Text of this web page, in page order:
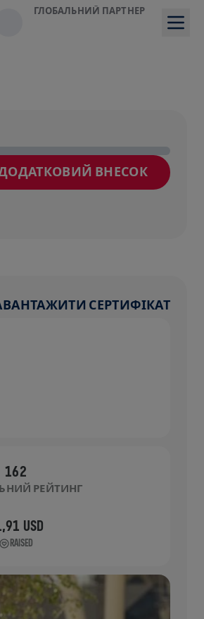
ГЛОБАЛЬНИЙ ПАРТНЕР
ВНЕСОК
СЕРТИФІКАТ
162
РЕЙТИНГ
USD
RAISED